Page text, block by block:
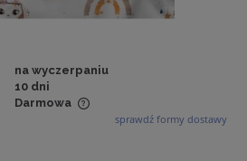
na wyczerpaniu
10 dni
Darmowa
kosztów płatności
sprawdź formy dostawy